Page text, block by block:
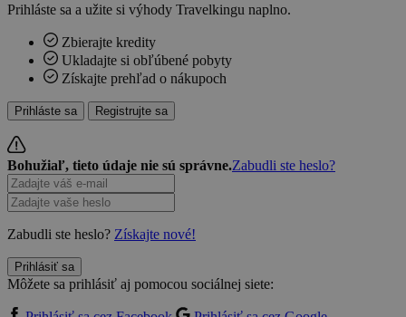
Prihláste sa a užite si výhody Travelkingu naplno.
Zbierajte kredity
Ukladajte si obľúbené pobyty
Získajte prehľad o nákupoch
Prihláste sa Registrujte sa
Bohužiaľ, tieto údaje nie sú správne.Zabudli ste heslo?
Zabudli ste heslo? Získajte nové!
Prihlásiť sa
Môžete sa prihlásiť aj pomocou sociálnej siete: